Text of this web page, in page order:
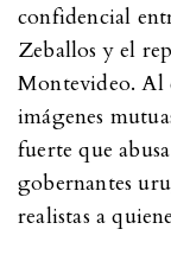
confidencial
Zeballos y el
Montevideo. Al
imágenes
fuerte que
gobernantes
realistas a